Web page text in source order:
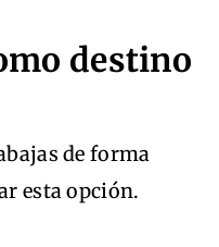
destino
de forma
esta opción.